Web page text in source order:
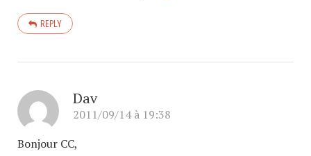
REPLY
Dav
2011/09/14 à 19:38
Bonjour CC,